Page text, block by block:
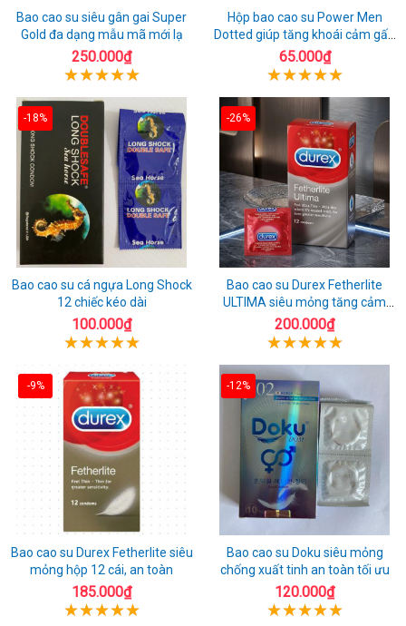
Bao cao su siêu gân gai Super
Gold đa dạng mẫu mã mới lạ
250.000₫
Hộp bao cao su Power Men
Dotted giúp tăng khoái cảm gấp
đôi
65.000₫
-18%
Bao cao su cá ngựa Long Shock
12 chiếc kéo dài
100.000₫
-26%
Bao cao su Durex Fetherlite
ULTIMA siêu mỏng tăng cảm
giác
200.000₫
-9%
Bao cao su Durex Fetherlite siêu
mỏng hộp 12 cái, an toàn
185.000₫
-12%
Bao cao su Doku siêu mỏng
chống xuất tinh an toàn tối ưu
120.000₫